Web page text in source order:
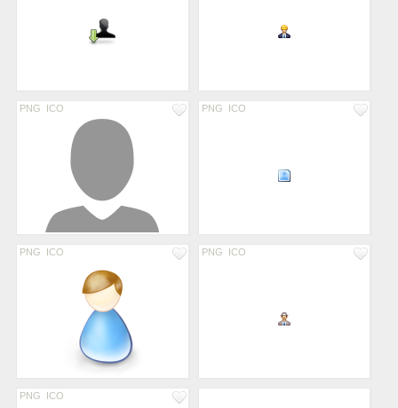
PNG ICO PNG ICO
PNG ICO PNG ICO
PNG ICO